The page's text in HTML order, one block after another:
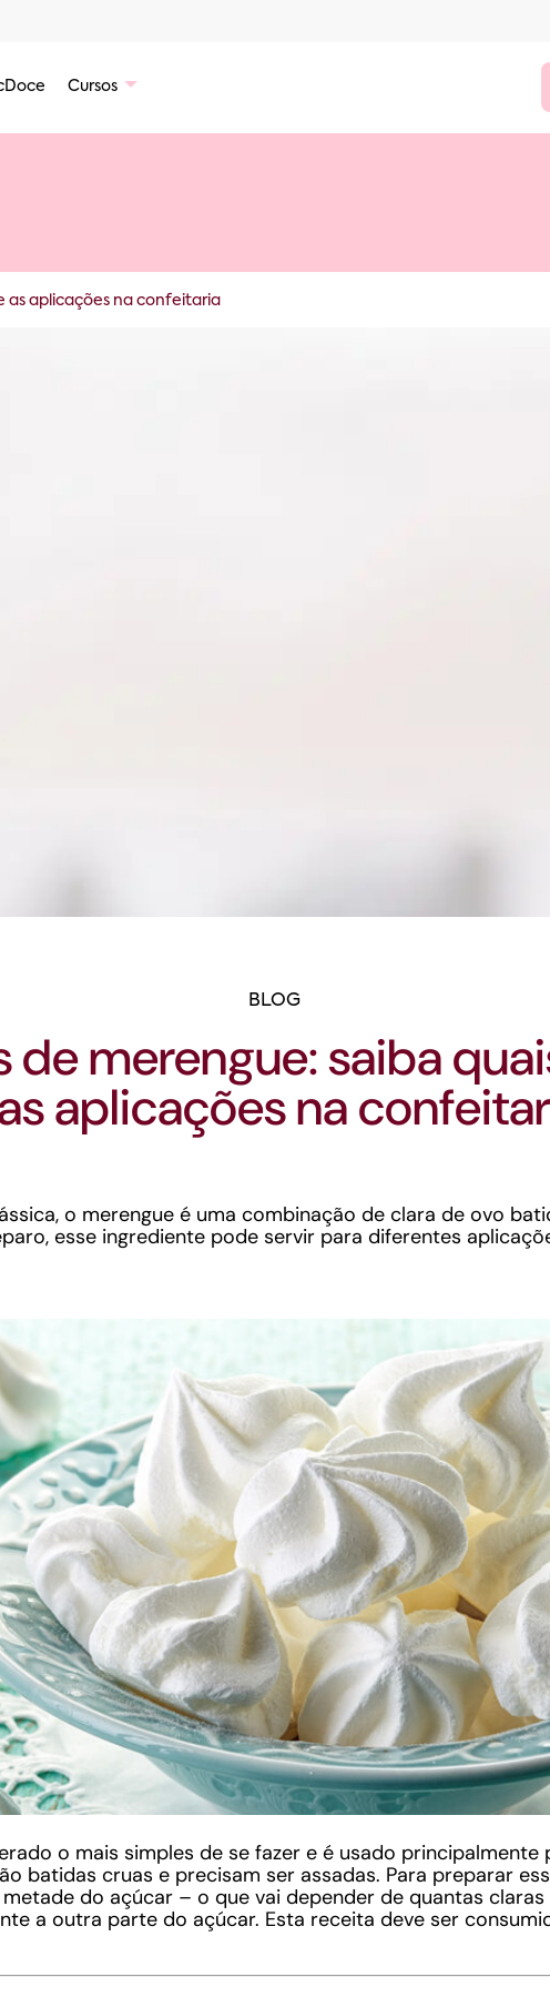
Cursos
as aplicações na confeitaria
BLOG
de merengue: saiba
aplicações na
o merengue é uma combinação de clara de ovo
esse ingrediente pode servir para diferentes
o mais simples de se fazer e é usado
batidas cruas e precisam ser assadas. Para preparar
do açúcar – o que vai depender de quantas claras
a outra parte do açúcar. Esta receita deve ser